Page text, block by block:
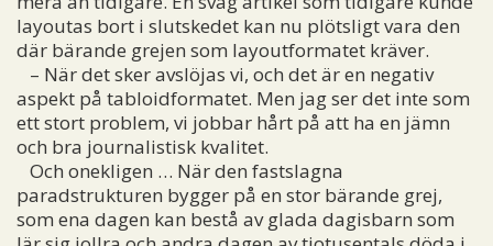
layoutas bort i slutskedet kan nu plötsligt vara den
där bärande grejen som layoutformatet kräver.
– När det sker avslöjas vi, och det är en negativ
aspekt på tabloidformatet. Men jag ser det inte som
ett stort problem, vi jobbar hårt på att ha en jämn
och bra journalistisk kvalitet.
Och onekligen … När den fastslagna
paradstrukturen bygger på en stor bärande grej,
som ena dagen kan bestå av glada dagisbarn som